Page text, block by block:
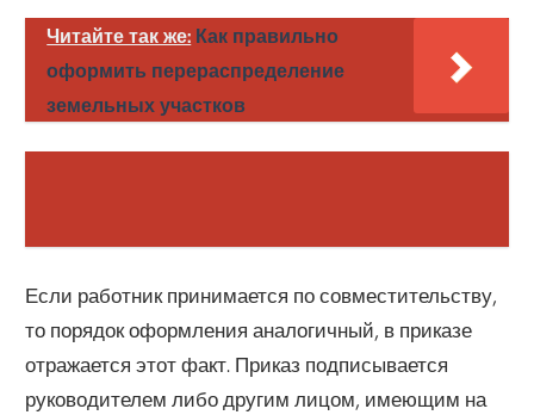
Читайте так же: Как правильно
оформить перераспределение
земельных участков
Если работник принимается по совместительству,
то порядок оформления аналогичный, в приказе
отражается этот факт. Приказ подписывается
руководителем либо другим лицом, имеющим на